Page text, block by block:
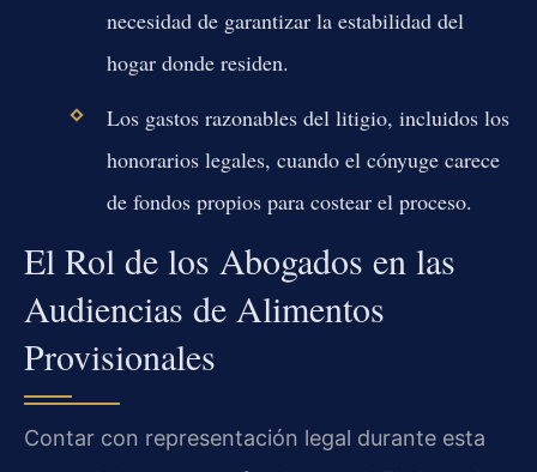
necesidad de garantizar la estabilidad del
hogar donde residen.
Los gastos razonables del litigio, incluidos los
honorarios legales, cuando el cónyuge carece
de fondos propios para costear el proceso.
El Rol de los Abogados en las
Audiencias de Alimentos
Provisionales
Contar con representación legal durante esta